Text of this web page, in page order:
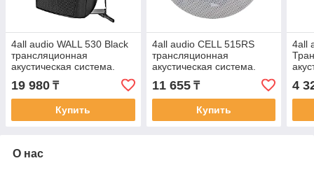
4all audio WALL 530 Black
трансляционная
акустическая система.
19 980 ₸
Купить
4all audio CELL 515RS
трансляционная
акустическая система.
11 655₸
Купить
4all
4
О нас